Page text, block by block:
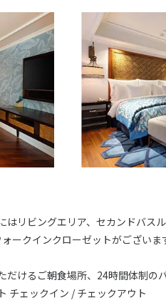
リビングエリア、セカンドバス
ークインクローゼットがござい
だけるご朝食場所、24時間体制の
チェックイン / チェックアウト